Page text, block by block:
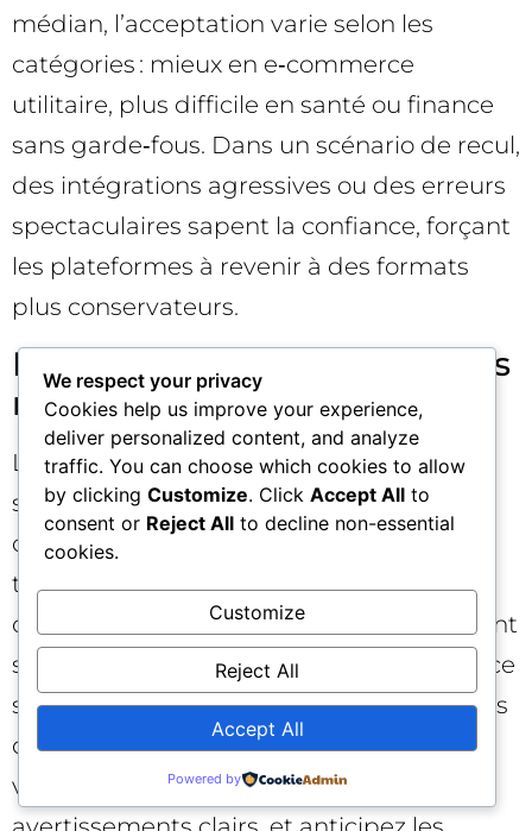
médian, l’acceptation varie selon les
catégories : mieux en e‑commerce
utilitaire, plus difficile en santé ou finance
sans garde‑fous. Dans un scénario de recul,
des intégrations agressives ou des erreurs
spectaculaires sapent la confiance, forçant
les plateformes à revenir à des formats
plus conservateurs.
Régulation et éthique : lignes
rouges à ne pas franchir 🧭
Les règles de transparence publicitaire
s’étendent aux environnements IA. Les
obligations de signalement clair, de
traçabilité de la recommandation, et de
contrôle des catégories sensibles devraient
se durcir. Pour les annonceurs, la prudence
s’impose dans les domaines régulés (soins
de santé, services financiers, enfants) :
validez vos allégations, fournissez des
We respect your privacy
Cookies help us improve your experience,
deliver personalized content, and analyze
traffic. You can choose which cookies to allow
by clicking Customize. Click Accept All to
consent or Reject All to decline non-essential
cookies.
Customize
Reject All
Accept All
Powered by